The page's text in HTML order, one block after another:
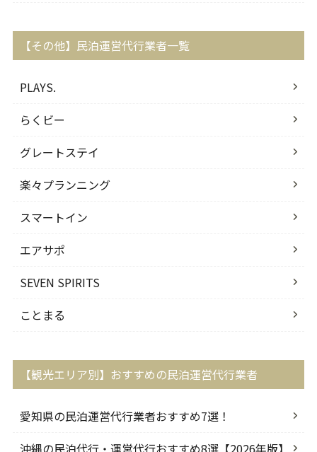
【その他】民泊運営代行業者一覧
PLAYS.
らくビー
グレートステイ
楽々プランニング
スマートイン
エアサポ
SEVEN SPIRITS
ことまる
【観光エリア別】おすすめの民泊運営代行業者
愛知県の民泊運営代行業者おすすめ7選！
沖縄の民泊代行・運営代行おすすめ8選【2026年版】